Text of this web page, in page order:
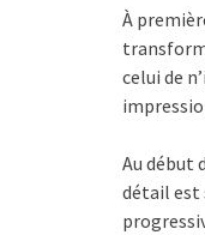
À
celui de
Au début
détail est